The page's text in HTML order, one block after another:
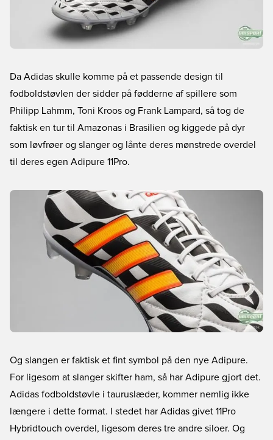
Da Adidas skulle komme på et passende design til
fodboldstøvlen der sidder på fødderne af spillere som
Philipp Lahmm, Toni Kroos og Frank Lampard, så tog de
faktisk en tur til Amazonas i Brasilien og kiggede på dyr
som løvfrøer og slanger og lånte deres mønstrede overdel
til deres egen Adipure 11Pro.
Og slangen er faktisk et fint symbol på den nye Adipure.
For ligesom at slanger skifter ham, så har Adipure gjort det.
Adidas fodboldstøvle i tauruslæder, kommer nemlig ikke
længere i dette format. I stedet har Adidas givet 11Pro
Hybridtouch overdel, ligesom deres tre andre siloer. Og